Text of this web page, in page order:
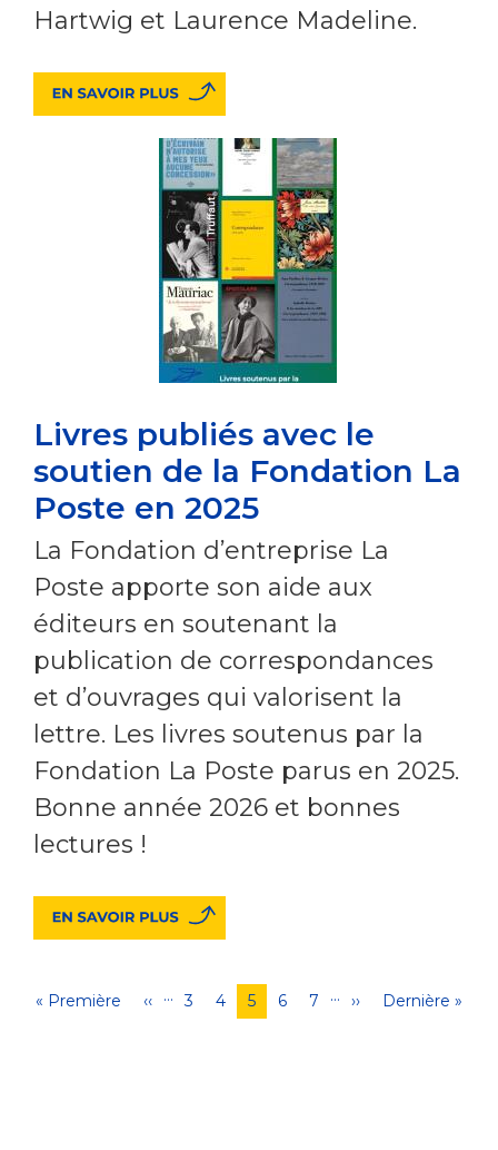
Hartwig et Laurence Madeline.
Livres publiés avec le
soutien de la Fondation La
Poste en 2025
La Fondation d’entreprise La
Poste apporte son aide aux
éditeurs en soutenant la
publication de correspondances
et d’ouvrages qui valorisent la
lettre. Les livres soutenus par la
Fondation La Poste parus en 2025.
Bonne année 2026 et bonnes
lectures !
Pagination
Première
« Première
Page
‹‹ … Page
3 Page
4
Page
courante
5 Page
6 Page
7 …
Page
››
Dernière
Dernière »